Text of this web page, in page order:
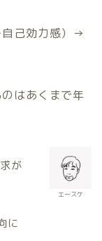
己効力感）
→
はあくまで年
エースケ
が
に